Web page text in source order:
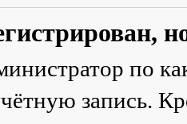
по
запись.